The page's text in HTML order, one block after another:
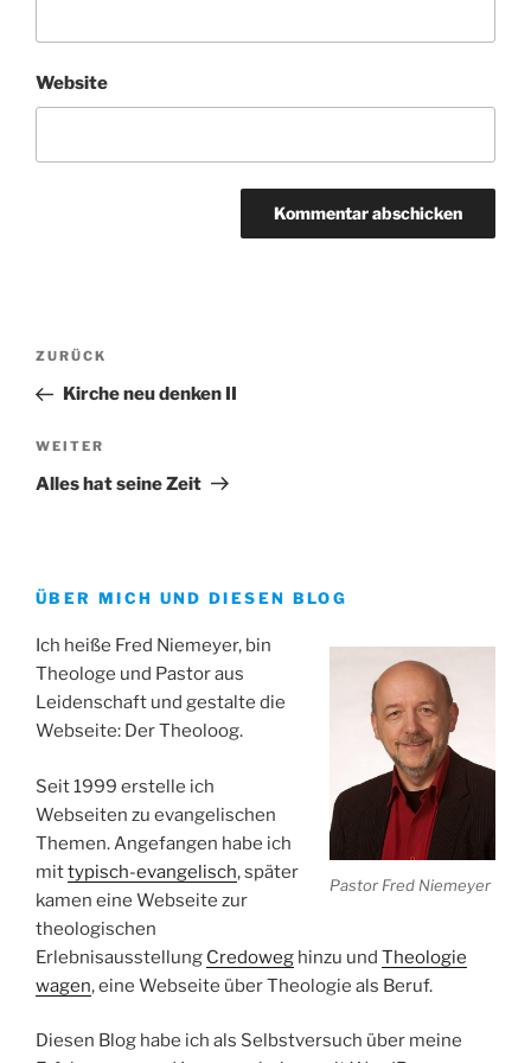
Website
Beitrags-
Vorheriger
Beitrag
ZURÜCK
Kirche neu denken II
Nächster
Beitrag
WEITER
Alles hat seine Zeit
ÜBER MICH UND DIESEN BLOG
Pastor Fred Niemeyer
Ich heiße Fred Niemeyer, bin
Theologe und Pastor aus
Leidenschaft und gestalte die
Webseite: Der Theoloog.
Seit 1999 erstelle ich
Webseiten zu evangelischen
Themen. Angefangen habe ich
mittypisch-evangelisch, später
kamen eine Webseite zur
theologischen
Erlebnisausstellung Credoweg hinzu und Theologie
wagen, eine Webseite über Theologie als Beruf.
Diesen Blog habe ich als Selbstversuch über meine